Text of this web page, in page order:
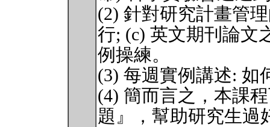
(2) 針對研究計畫管
行; (c) 英文期刊論文
例操練。
(3) 每週實例講述: 如
(4) 簡而言之，本課
題』，幫助研究生過